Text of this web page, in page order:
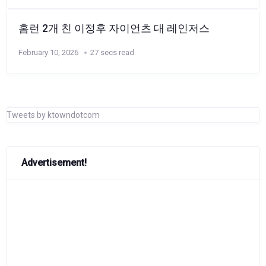
홈런 2개 친 이정후 자이언츠 대 레인저스
February 10, 2026 27 secs read
Tweets by ktowndotcom
Advertisement!